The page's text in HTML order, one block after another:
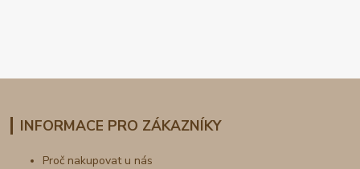
INFORMACE PRO ZÁKAZNÍKY
Proč nakupovat u nás